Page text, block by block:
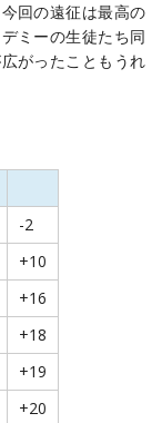
回の遠征は最高の
ミーの生徒たち同
がったこともうれ
-2
+10
+16
+18
+19
+20